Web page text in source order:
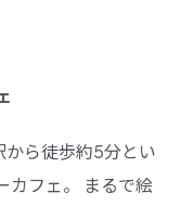
から徒歩約5分とい
カフェ。 まるで絵